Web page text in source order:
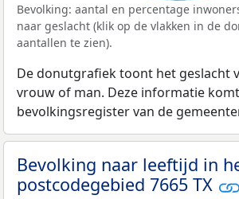
Bevolking: aantal en percentage
naar geslacht (klik op de vlakken in de
aantallen te zien).
De donutgrafiek toont het geslacht
vrouw of man. Deze informatie
bevolkingsregister van de
Bevolking naar leeftijd in
postcodegebied 7665 TX